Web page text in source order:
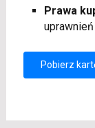
Prawa
uprawnień
Pobierz